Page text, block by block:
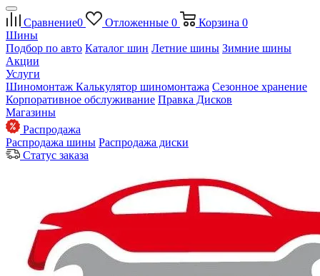
Сравнение0 Отложенные 0 Корзина 0
Шины
Подбор по авто Каталог шин Летние шины Зимние шины
Акции
Услуги
Шиномонтаж Калькулятор шиномонтажа Сезонное хранение
Корпоративное обслуживание Правка Дисков
Магазины
Распродажа
Распродажа шины Распродажа диски
Статус заказа